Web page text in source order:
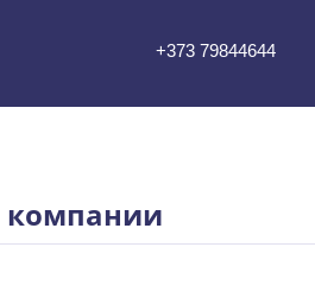
+373 79844644
компании